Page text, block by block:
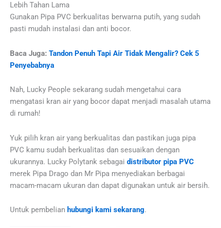
Lebih Tahan Lama
Gunakan Pipa PVC berkualitas berwarna putih, yang sudah
pasti mudah instalasi dan anti bocor.
Baca Juga: Tandon Penuh Tapi Air Tidak Mengalir? Cek 5
Penyebabnya
Nah, Lucky People sekarang sudah mengetahui cara
mengatasi kran air yang bocor dapat menjadi masalah utama
di rumah!
Yuk pilih kran air yang berkualitas dan pastikan juga pipa
PVC kamu sudah berkualitas dan sesuaikan dengan
ukurannya. Lucky Polytank sebagai distributor pipa PVC
merek Pipa Drago dan Mr Pipa menyediakan berbagai
macam-macam ukuran dan dapat digunakan untuk air bersih.
Untuk pembelian hubungi kami sekarang.